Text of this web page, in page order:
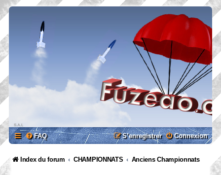
FAQ Connexion
S’enregistrer
Index du forum CHAMPIONNATS Anciens Championnats